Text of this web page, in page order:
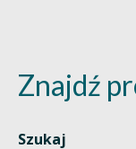
Znajdź
Szukaj